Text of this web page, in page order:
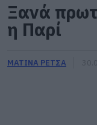
Ξανά
η Παρί
ΜΑΤΙΝΑ ΡΕΤΣΑ